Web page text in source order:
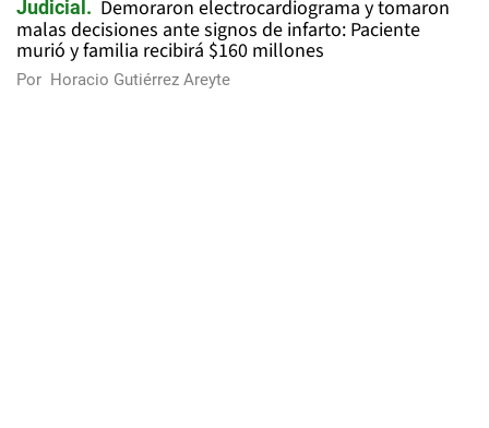
Judicial
Demoraron electrocardiograma y tomaron
malas decisiones ante signos de infarto: Paciente
murió y familia recibirá $160 millones
Por Horacio Gutiérrez Areyte